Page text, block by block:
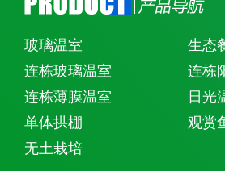
玻璃温室
生态
连栋玻璃温室
连栋
连栋薄膜温室
日光
单体拱棚
观赏
无土栽培